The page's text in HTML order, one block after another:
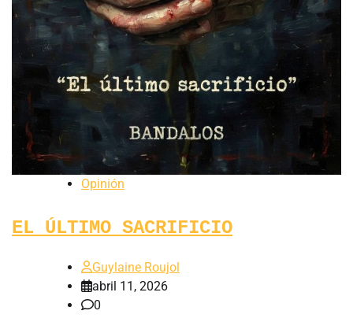
Opinión
EL ÚLTIMO SACRIFICIO
Guylaine Roujol
abril 11, 2026
0